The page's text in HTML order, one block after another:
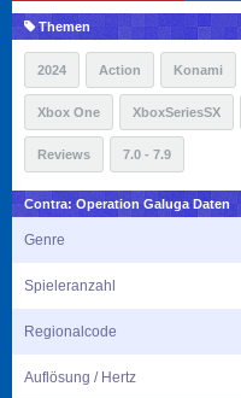
Themen
2024 Action Konami
Xbox One XboxSeriesSX
Reviews 7.0 - 7.9
Contra: Operation Galuga Daten
Genre
Spieleranzahl
Regionalcode
Auflösung / Hertz